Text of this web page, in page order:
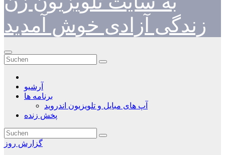
زندگی آزادی خوش آمدید
آرشیو
برنامه ها
آپ های مبایل و تلویزیون اندروید
پخش زنده
گزارش روز